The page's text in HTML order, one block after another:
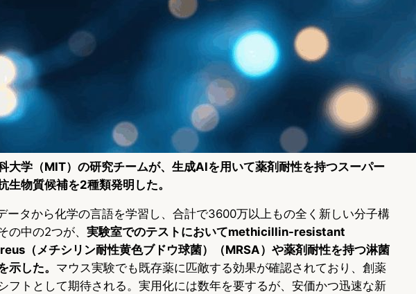
大学（MIT）の研究チームが、生成AIを用いて薬剤耐性を持つスーパー
生物質候補を2種類発明した。
ータから化学の言語を学習し、合計で3600万以上もの全く新しい分子構
の中の2つが、 実験室でのテストにおいてmethicillin-resistant
（メチシリン耐性黄色ブドウ球菌）（MRSA）や薬剤耐性を持つ淋菌
示した。 マウス実験でも既存薬に匹敵する効果が確認されており、創薬
フトとして期待される。実用化には数年を要するが、安価かつ迅速な新